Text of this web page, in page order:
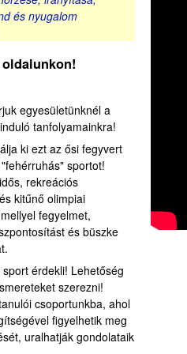
és nyugalom
egyesületünknél a
tanfolyamainkra!
ki ezt az ősi fegyvert
sportot!
rekreációs
kitűnő olimpiai
fegyelmet,
és büszke
érdekli! Lehetőség
szerezni!
csoportunkba, ahol
figyelhetik meg
uralhatják gondolataik